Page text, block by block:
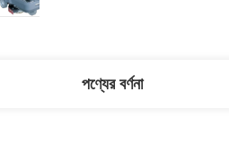
পণ্যের বর্ণনা